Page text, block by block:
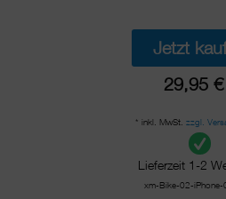
Jetzt
29,95
* inkl. MwSt. zzgl.
Lieferzeit 1-2
xm-Bike-02-iPhone-